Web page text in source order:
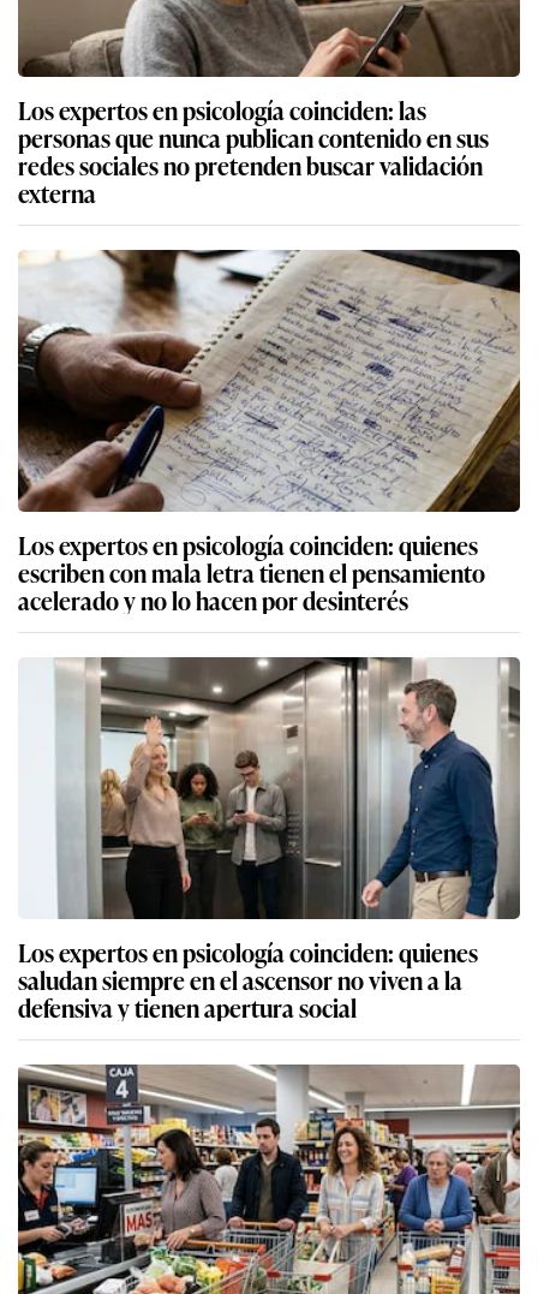
Los expertos en psicología coinciden: las
personas que nunca publican contenido en sus
redes sociales no pretenden buscar validación
externa
Los expertos en psicología coinciden: quienes
escriben con mala letra tienen el pensamiento
acelerado y no lo hacen por desinterés
Los expertos en psicología coinciden: quienes
saludan siempre en el ascensor no viven a la
defensiva y tienen apertura social